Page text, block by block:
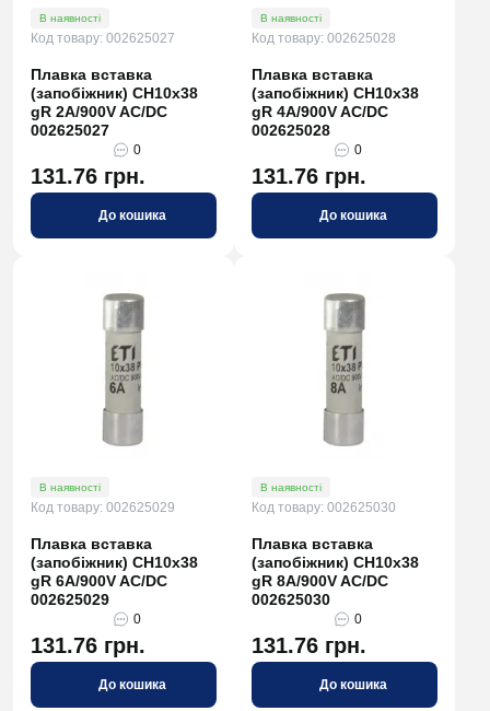
В наявності
Код товару: 002625027
Плавка вставка
(запобіжник) CH10x38
gR 2A/900V AC/DC
002625027
0
131.76 грн.
До кошика
В наявності
Код товару: 002625028
Плавка вставка
(запобіжник) CH10x38
gR 4A/900V AC/DC
002625028
0
131.76 грн.
До кошика
В наявності
Код товару: 002625029
Плавка вставка
(запобіжник) CH10x38
gR 6A/900V AC/DC
002625029
0
131.76 грн.
До кошика
В наявності
Код товару: 002625030
Плавка вставка
(запобіжник) CH10x38
gR 8A/900V AC/DC
002625030
0
131.76 грн.
До кошика